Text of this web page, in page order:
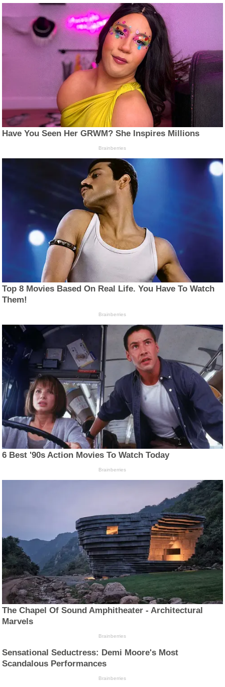
Have You Seen Her GRWM? She Inspires Millions
Brainberries
Top 8 Movies Based On Real Life. You Have To Watch
Them!
Brainberries
6 Best '90s Action Movies To Watch Today
Brainberries
The Chapel Of Sound Amphitheater - Architectural
Marvels
Brainberries
Sensational Seductress: Demi Moore's Most
Scandalous Performances
Brainberries